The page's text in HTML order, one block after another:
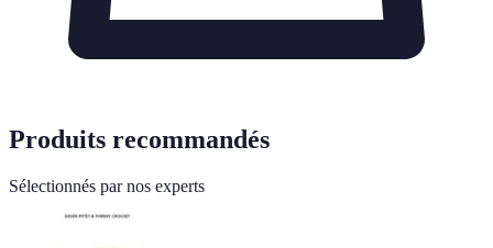
Produits recommandés
Sélectionnés par nos experts